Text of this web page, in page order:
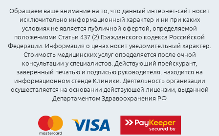
Обращаем ваше внимание на то, что данный интернет-сайт носит
исключительно информационный характер и ни при каких
условиях не является публичной офертой, определяемой
положениями Статьи 437 (2) Гражданского кодекса Российской
Федерации. Информация о ценах носит уведомительный характер.
Стоимость медицинских услуг определяется после очной
консультации у специалистов. Действующий прейскурант,
заверенный печатью и подписью руководителя, находится на
информационном стенде Клиники. Деятельность организации
осуществляется на основании действующей лицензии, выданной
Департаментом Здравоохранения РФ